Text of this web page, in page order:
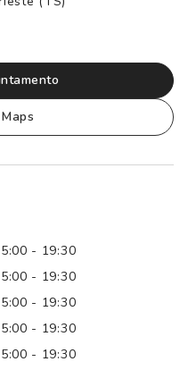
- 19:30
- 19:30
- 19:30
- 19:30
- 19:30